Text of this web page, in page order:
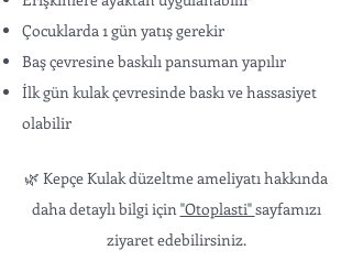
Çocuklarda 1 gün yatış gerekir
Baş çevresine baskılı pansuman yapılır
İlk gün kulak çevresinde baskı ve hassasiyet
olabilir
🌿 Kepçe Kulak düzeltme ameliyatı hakkında
daha detaylı bilgi için"Otoplasti"sayfamızı
ziyaret edebilirsiniz.